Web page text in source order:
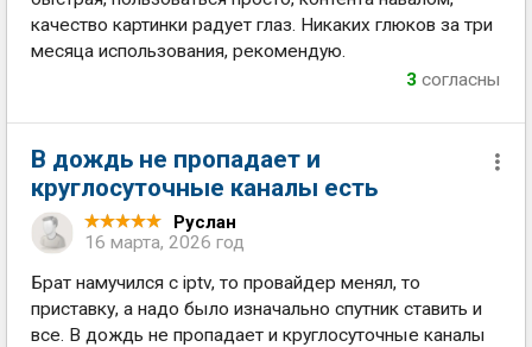
качество картинки радует глаз. Никаких глюков за три
месяца использования, рекомендую.
3 согласны
В дождь не пропадает и
круглосуточные каналы есть
Руслан
16 марта, 2026 год
Брат намучился с iptv, то провайдер менял, то
приставку, а надо было изначально спутник ставить и
все. В дождь не пропадает и круглосуточные каналы